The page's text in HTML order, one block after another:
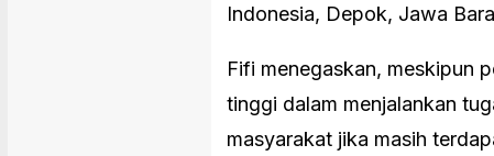
Indonesia, Depok, Jawa
Fifi menegaskan, meskipun
tinggi dalam menjalankan
masyarakat jika masih